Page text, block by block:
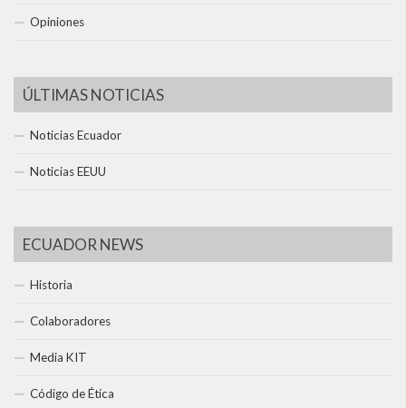
Opiniones
ÚLTIMAS NOTICIAS
Noticias Ecuador
Noticias EEUU
ECUADOR NEWS
Historia
Colaboradores
Media KIT
Código de Ética